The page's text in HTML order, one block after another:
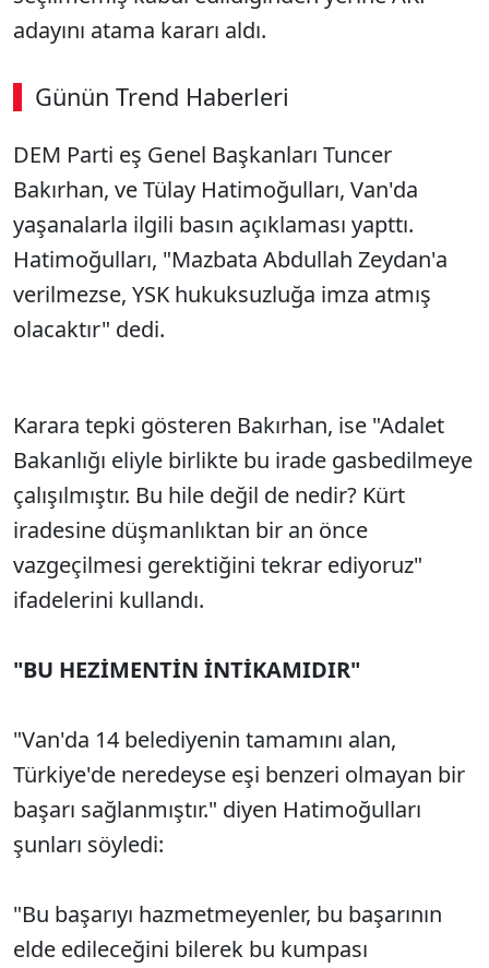
adayını atama kararı aldı.
Günün Trend Haberleri
DEM Parti eş Genel Başkanları Tuncer
Bakırhan, ve Tülay Hatimoğulları, Van'da
yaşanalarla ilgili basın açıklaması yapttı.
Hatimoğulları, "Mazbata Abdullah Zeydan'a
verilmezse, YSK hukuksuzluğa imza atmış
olacaktır" dedi.
Karara tepki gösteren Bakırhan, ise "Adalet
Bakanlığı eliyle birlikte bu irade gasbedilmeye
çalışılmıştır. Bu hile değil de nedir? Kürt
iradesine düşmanlıktan bir an önce
vazgeçilmesi gerektiğini tekrar ediyoruz"
ifadelerini kullandı.
"BU HEZİMENTİN İNTİKAMIDIR"
"Van'da 14 belediyenin tamamını alan,
Türkiye'de neredeyse eşi benzeri olmayan bir
başarı sağlanmıştır." diyen Hatimoğulları
şunları söyledi:
"Bu başarıyı hazmetmeyenler, bu başarının
elde edileceğini bilerek bu kumpası